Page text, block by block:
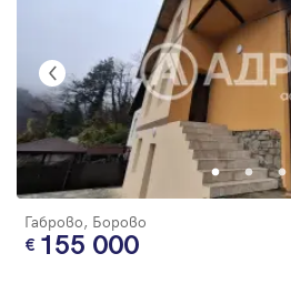
Габрово, Борово
155 000